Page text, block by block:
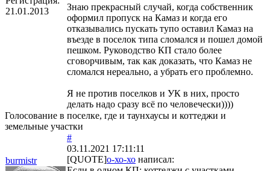
21.01.2013
Знаю прекрасный случай, когда собственник
оформил пропуск на Камаз и когда его
отказывались пускать тупо оставил Камаз на
въезде в поселок типа сломался и пошел домой
пешком. Руководство КП стало более
сговорчивым, так как доказать, что Камаз не
сломался нереально, а убрать его проблемно.
Я не против поселков и УК в них, просто
делать надо сразу всё по человечески))))
Голосование в поселке, где и таунхаусы и коттеджи и
земельные участки
burmistr
#
03.11.2021 17:11:11
[QUOTE]о-хо-хо написал: